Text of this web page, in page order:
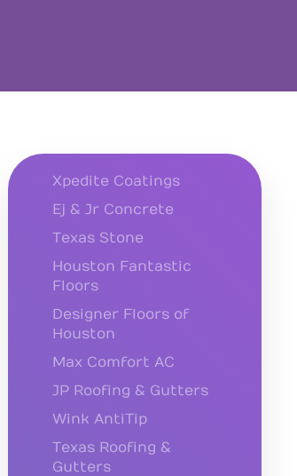
Xpedite Coatings
Ej & Jr Concrete
Texas Stone
Houston Fantastic
Floors
Designer Floors of
Houston
Max Comfort AC
JP Roofing & Gutters
Wink AntiTip
Texas Roofing &
Gutters